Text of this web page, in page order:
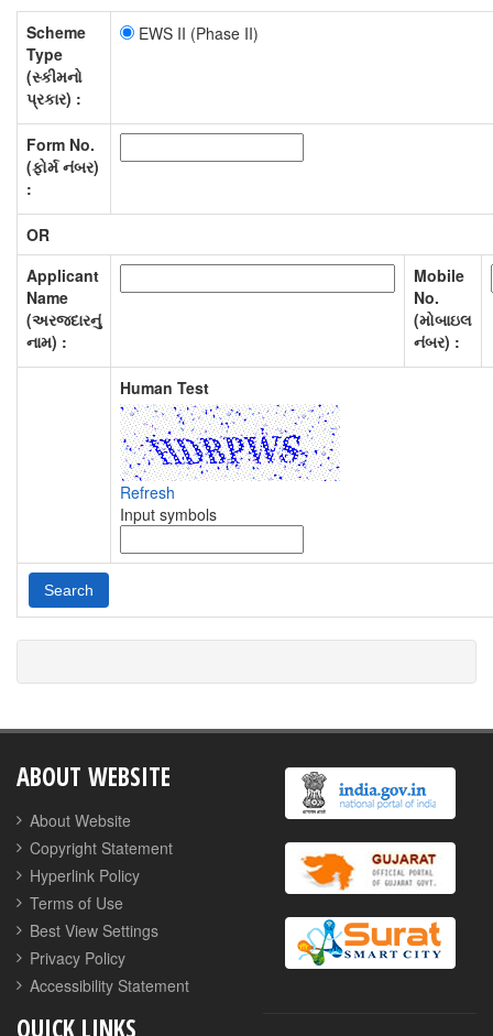
Scheme
Type
(સ્કીમનો
પ્રકાર) :
EWS II (Phase II)
Form No.
(ફોર્મ નંબર)
:
OR
Applicant
Name
(અરજદારનું
નામ) :
Mobile
No.
(મોબાઇલ
નંબર) :
Human Test
Refresh
Input symbols
ABOUT WEBSITE
About Website
Copyright Statement
Hyperlink Policy
Terms of Use
Best View Settings
Privacy Policy
Accessibility Statement
QUICK LINKS